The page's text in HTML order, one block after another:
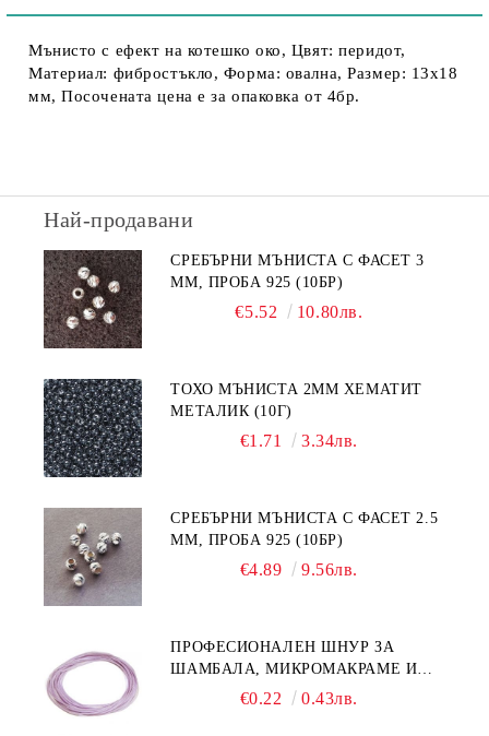
Мънисто с ефект на котешко око, Цвят: перидот,
Материал: фибростъкло, Форма: овална, Размер: 13х18
мм, Посочената цена е за опаковка от 4бр.
Най-продавани
СРЕБЪРНИ МЪНИСТА С ФАСЕТ 3
ММ, ПРОБА 925 (10БР)
€5.52 10.80лв.
ТОХО МЪНИСТА 2ММ ХЕМАТИТ
МЕТАЛИК (10Г)
€1.71 3.34лв.
СРЕБЪРНИ МЪНИСТА С ФАСЕТ 2.5
ММ, ПРОБА 925 (10БР)
€4.89 9.56лв.
ПРОФЕСИОНАЛЕН ШНУР ЗА
ШАМБАЛА, МИКРОМАКРАМЕ И
ВЪЗЛИ,GRIFFIN, ЦВЯТ ЛЮЛЯК1ММ
€0.22 0.43лв.